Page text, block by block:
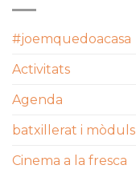
#joemquedoacasa
Activitats
Agenda
batxillerat i mòduls
Cinema a la fresca